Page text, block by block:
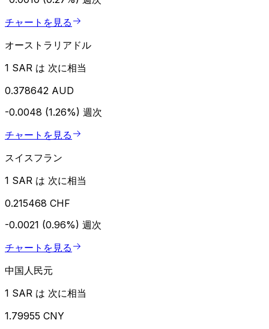
チャートを見る
オーストラリアドル
1 SAR は 次に相当
0.378642 AUD
-0.0048 (1.26%) 週次
チャートを見る
スイスフラン
1 SAR は 次に相当
0.215468 CHF
-0.0021 (0.96%) 週次
チャートを見る
中国人民元
1 SAR は 次に相当
1.79955 CNY